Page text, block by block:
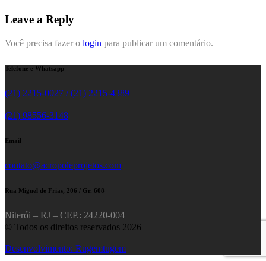
Leave a Reply
Você precisa fazer o login para publicar um comentário.
Telefone e Whatsapp
(21) 2215-0027 / (21) 2215-4389
(21) 98556-3148
Email
contato@acropoleprojetos.com
Rua Miguel de Frias, 206 / Gr. 608
Niterói – RJ – CEP.: 24220-004
© Todos os direitos reservados 2026
Desenvolvimento: Rugemtugem